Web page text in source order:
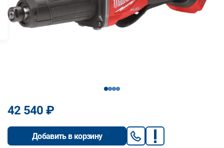
1234
42 540 ₽
Добавить в корзину